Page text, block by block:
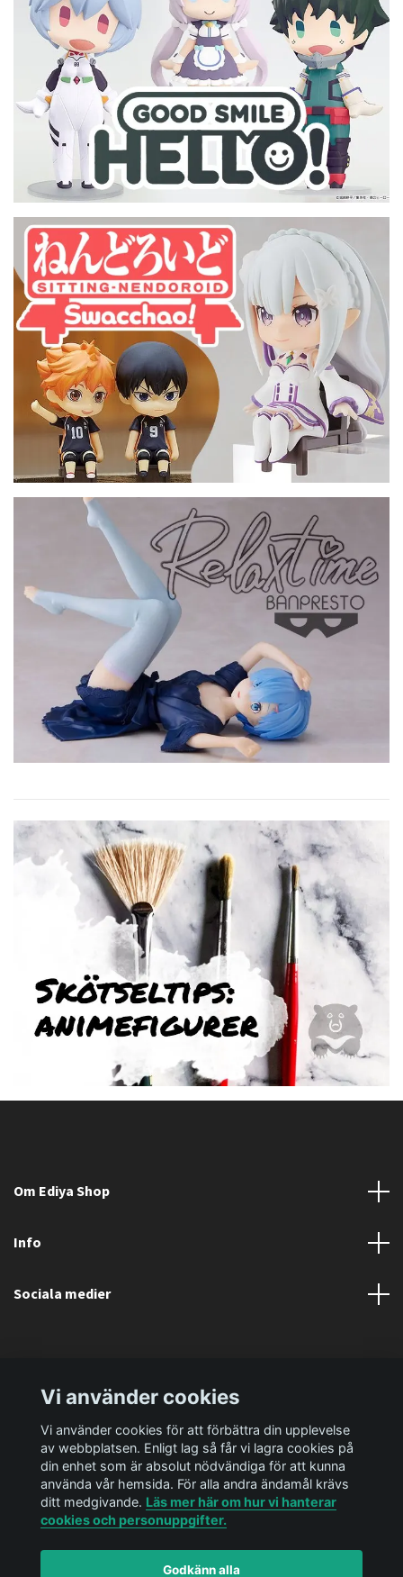
Om Ediya Shop
Info
Sociala medier
Vi använder cookies
Vi använder cookies för att förbättra din upplevelse
av webbplatsen. Enligt lag så får vi lagra cookies på
din enhet som är absolut nödvändiga för att kunna
använda vår hemsida. För alla andra ändamål krävs
ditt medgivande. Läs mer här om hur vi hanterar
cookies och personuppgifter.
Godkänn alla